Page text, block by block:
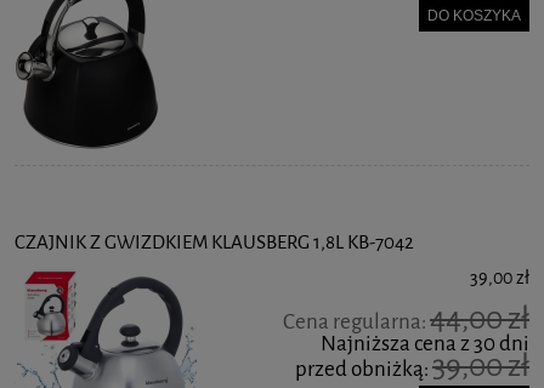
DO KOSZYKA
CZAJNIK Z GWIZDKIEM KLAUSBERG 1,8L KB-7042
39,00 zł
Cena regularna:44,00 zł
Najniższa cena z 30 dni
przed obniżką:39,00 zł